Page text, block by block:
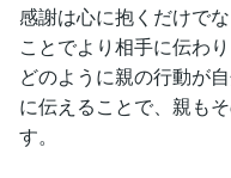
感謝は心に抱くだけで
ことでより相手に伝わ
どのように親の行動が
に伝えることで、親も
す。